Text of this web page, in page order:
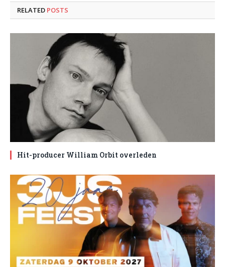
RELATED POSTS
Hit-producer William Orbit overleden